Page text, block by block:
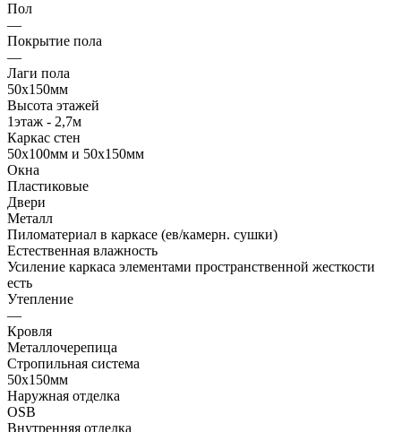
Пол
—
Покрытие пола
—
Лаги пола
50х150мм
Высота этажей
1этаж - 2,7м
Каркас стен
50х100мм и 50х150мм
Окна
Пластиковые
Двери
Металл
Пиломатериал в каркасе (ев/камерн. сушки)
Естественная влажность
Усиление каркаса элементами пространственной жесткости
есть
Утепление
—
Кровля
Металлочерепица
Стропильная система
50х150мм
Наружная отделка
OSB
Внутренняя отделка